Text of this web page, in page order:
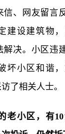
信、网友留言
建设建筑物
解决。小区违
坏小区和谐
了相关人士。
小区，有10